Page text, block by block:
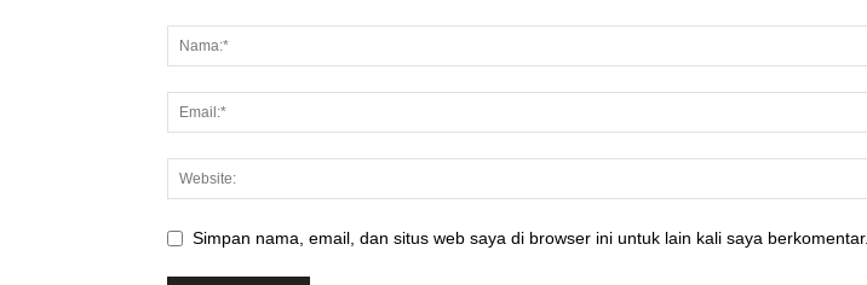
Simpan nama, email, dan situs web saya di browser ini untuk lain kali saya berkomentar.